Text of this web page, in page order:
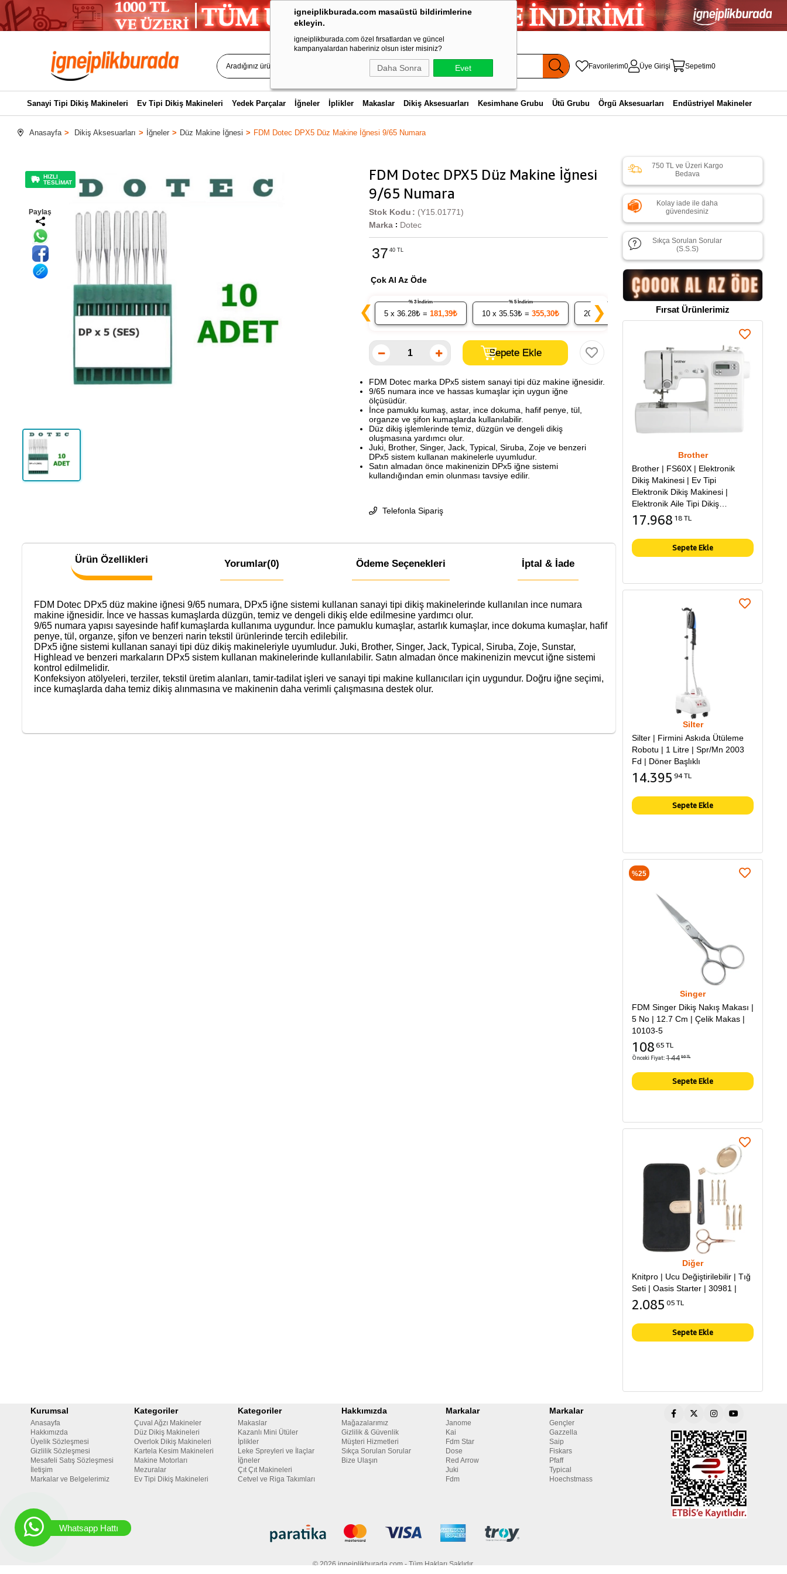
igneiplikburada.com masaüstü bildirimlerine
ekleyin.
igneiplikburada.com özel fırsatlardan ve güncel
kampanyalardan haberiniz olsun ister misiniz?
Daha Sonra Evet Favorilerim0 Üye Girişi Sepetim0
Sanayi Tipi Dikiş Makineleri Ev Tipi Dikiş Makineleri Yedek Parçalar İğneler İplikler Makaslar Dikiş Aksesuarları Kesimhane Grubu Ütü Grubu Örgü Aksesuarları Endüstriyel Makineler
Anasayfa Dikiş Aksesuarları İğneler Düz Makine İğnesi FDM Dotec DPX5 Düz Makine İğnesi 9/65 Numara
HIZLI
TESLİMAT
Paylaş
FDM Dotec DPX5 Düz Makine İğnesi
9/65 Numara
(Y15.01771)
Stok Kodu
Marka : Dotec
37 40 TL
Çok Al Az Öde
❮ 5 x 36.28₺ = 181,39₺
% 3 İndirim
10 x 35.53₺ = 355,30₺
% 5 İndirim
20 x 34.78₺ = 695,64₺
% 7 İndirim
50x 34.03₺ =
% 9 İndirim
❯
FDM Dotec marka DPx5 sistem sanayi tipi düz makine iğnesidir.
9/65 numara ince ve hassas kumaşlar için uygun iğne
ölçüsüdür.
İnce pamuklu kumaş, astar, ince dokuma, hafif penye, tül,
organze ve şifon kumaşlarda kullanılabilir.
Düz dikiş işlemlerinde temiz, düzgün ve dengeli dikiş
oluşmasına yardımcı olur.
Juki, Brother, Singer, Jack, Typical, Siruba, Zoje ve benzeri
DPx5 sistem kullanan makinelerle uyumludur.
Satın almadan önce makinenizin DPx5 iğne sistemi
kullandığından emin olunması tavsiye edilir.
Telefonla Sipariş
Ürün Özellikleri Yorumlar(0) Ödeme Seçenekleri İptal & İade
FDM Dotec DPx5 düz makine iğnesi 9/65 numara, DPx5 iğne sistemi kullanan sanayi tipi dikiş makinelerinde kullanılan ince numara
makine iğnesidir. İnce ve hassas kumaşlarda düzgün, temiz ve dengeli dikiş elde edilmesine yardımcı olur.
9/65 numara yapısı sayesinde hafif kumaşlarda kullanıma uygundur. İnce pamuklu kumaşlar, astarlık kumaşlar, ince dokuma kumaşlar, hafif
penye, tül, organze, şifon ve benzeri narin tekstil ürünlerinde tercih edilebilir.
DPx5 iğne sistemi kullanan sanayi tipi düz dikiş makineleriyle uyumludur. Juki, Brother, Singer, Jack, Typical, Siruba, Zoje, Sunstar,
Highlead ve benzeri markaların DPx5 sistem kullanan makinelerinde kullanılabilir. Satın almadan önce makinenizin mevcut iğne sistemi
kontrol edilmelidir.
Konfeksiyon atölyeleri, terziler, tekstil üretim alanları, tamir-tadilat işleri ve sanayi tipi makine kullanıcıları için uygundur. Doğru iğne seçimi,
ince kumaşlarda daha temiz dikiş alınmasına ve makinenin daha verimli çalışmasına destek olur.
750 TL ve Üzeri Kargo
Bedava
Kolay iade ile daha
güvendesiniz
Sıkça Sorulan Sorular
(S.S.S)
Fırsat Ürünlerimiz
Brother
Brother | FS60X | Elektronik
Dikiş Makinesi | Ev Tipi
Elektronik Dikiş Makinesi |
Elektronik Aile Tipi Dikiş
Makinesi
17.968 18 TL
Sepete Ekle
Silter
Silter | Firmini Askıda Ütüleme
Robotu | 1 Litre | Spr/Mn 2003
Fd | Döner Başlıklı
14.395 94 TL
Sepete Ekle
Singer
FDM Singer Dikiş Nakış Makası |
5 No | 12.7 Cm | Çelik Makas |
10103-5
108 65 TL
Önceki Fiyat:144 86 TL
Sepete Ekle
%25
Diğer
Knitpro | Ucu Değiştirilebilir | Tığ
Seti | Oasis Starter | 30981 |
2.085 05 TL
Sepete Ekle
Kurumsal
Anasayfa
Hakkımızda
Üyelik Sözleşmesi
Gizlilik Sözleşmesi
Mesafeli Satış Sözleşmesi
İletişim
Markalar ve Belgelerimiz
Kategoriler
Çuval Ağzı Makineler
Düz Dikiş Makineleri
Overlok Dikiş Makineleri
Kartela Kesim Makineleri
Makine Motorları
Mezuralar
Ev Tipi Dikiş Makineleri
Kategoriler
Makaslar
Kazanlı Mini Ütüler
İplikler
Leke Spreyleri ve İlaçlar
İğneler
Çıt Çıt Makineleri
Cetvel ve Riga Takımları
Hakkımızda
Mağazalarımız
Gizlilik & Güvenlik
Müşteri Hizmetleri
Sıkça Sorulan Sorular
Bize Ulaşın
Markalar
Janome
Kai
Fdm Star
Dose
Red Arrow
Juki
Fdm
Markalar
Gençler
Gazzella
Saip
Fiskars
Pfaff
Typical
Hoechstmass
© 2026 igneiplikburada.com - Tüm Hakları Saklıdır.
Whatsapp Hattı